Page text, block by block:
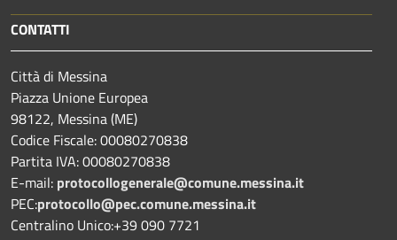
CONTATTI
Città di Messina
Piazza Unione Europea
98122, Messina (ME)
Codice Fiscale: 00080270838
Partita IVA: 00080270838
E-mail: protocollogenerale@comune.messina.it
PEC:protocollo@pec.comune.messina.it
Centralino Unico:+39 090 7721